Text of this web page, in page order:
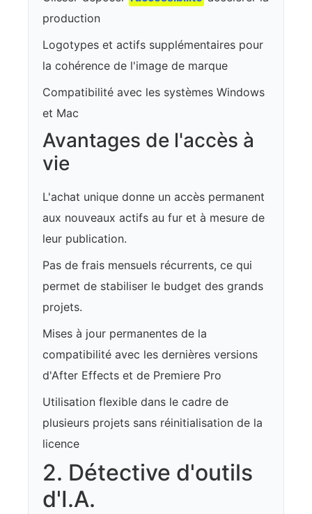
production
Logotypes et actifs supplémentaires pour
la cohérence de l'image de marque
Compatibilité avec les systèmes Windows
et Mac
Avantages de l'accès à
vie
L'achat unique donne un accès permanent
aux nouveaux actifs au fur et à mesure de
leur publication.
Pas de frais mensuels récurrents, ce qui
permet de stabiliser le budget des grands
projets.
Mises à jour permanentes de la
compatibilité avec les dernières versions
d'After Effects et de Premiere Pro
Utilisation flexible dans le cadre de
plusieurs projets sans réinitialisation de la
licence
2. Détective d'outils
d'I.A.